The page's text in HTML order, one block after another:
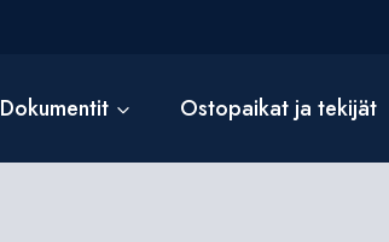
Dokumentit Ostopaikat ja tekijät